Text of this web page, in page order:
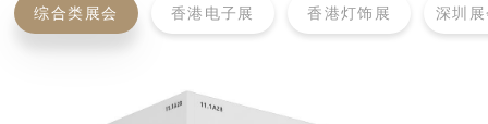
综合类展会 香港电子展 香港灯饰展 深圳